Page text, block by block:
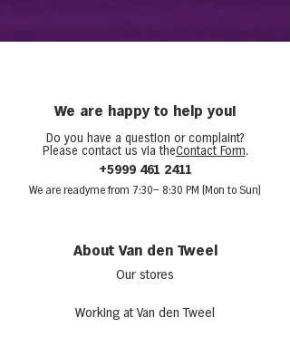
We are happy to help you!
Do you have a question or complaint?
Please contact us via theContact Form.
+5999 461 2411
We are readyme from 7:30– 8:30 PM (Mon to Sun)
About Van den Tweel
Our stores
Working at Van den Tweel